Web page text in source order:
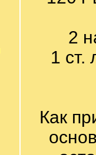
2
1 ст.
Как